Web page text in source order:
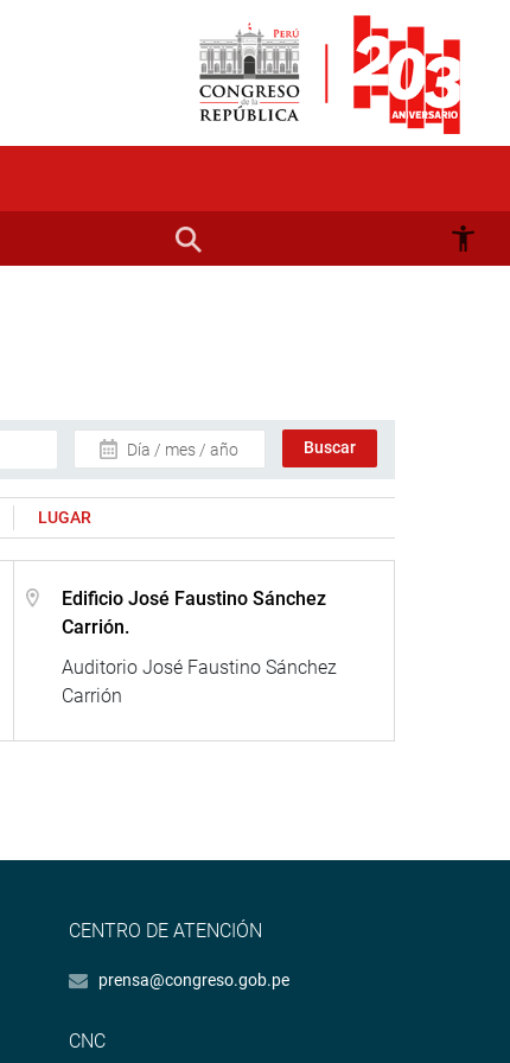
Día / mes / año
LUGAR
Edificio José Faustino Sánchez
Carrión.
Auditorio José Faustino Sánchez
Carrión
CENTRO DE ATENCIÓN
prensa@congreso.gob.pe
CNC